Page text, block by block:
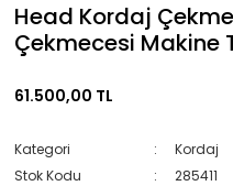
Head Kordaj
Çekmecesi Makine
61.500,00 TL
Kategori
Kordaj
Stok Kodu
285411